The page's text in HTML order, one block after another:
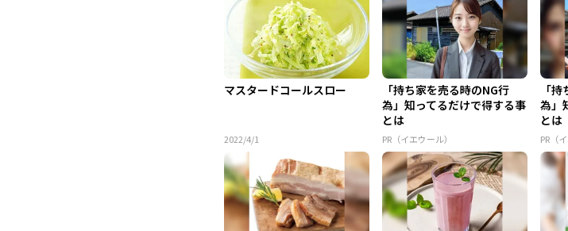
マスタードコールスロー
2022/4/1
「持ち家を売る時のNG行
為」知ってるだけで得する事
とは
PR（イエウール）
「
為」
とは
PR（